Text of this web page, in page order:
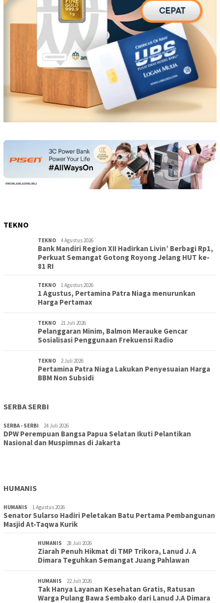
TEKNO
TEKNO 4 Agustus 2026
Bank Mandiri Region XII Hadirkan Livin’ Berbagi Rp1,
Perkuat Semangat Gotong Royong Jelang HUT ke-
81 RI
TEKNO 1 Agustus 2026
1 Agustus, Pertamina Patra Niaga menurunkan
Harga Pertamax
TEKNO 21 Juli 2026
Pelanggaran Minim, Balmon Merauke Gencar
Sosialisasi Penggunaan Frekuensi Radio
TEKNO 2 Juli 2026
Pertamina Patra Niaga Lakukan Penyesuaian Harga
BBM Non Subsidi
SERBA SERBI
SERBA - SERBI 24 Juli 2026
DPW Perempuan Bangsa Papua Selatan Ikuti Pelantikan
Nasional dan Muspimnas di Jakarta
TOPIK 30 Juli 2026
Wujudkan Sekolah Adiwiyata:SD Inpres Polder Merauke
HUMANIS
HUMANIS 1 Agustus 2026
Senator Sularso Hadiri Peletakan Batu Pertama Pembangunan
Masjid At-Taqwa Kurik
HUMANIS 28 Juli 2026
Ziarah Penuh Hikmat di TMP Trikora, Lanud J. A
Dimara Teguhkan Semangat Juang Pahlawan
HUMANIS 22 Juli 2026
Tak Hanya Layanan Kesehatan Gratis, Ratusan
Warga Pulang Bawa Sembako dari Lanud J.A Dimara